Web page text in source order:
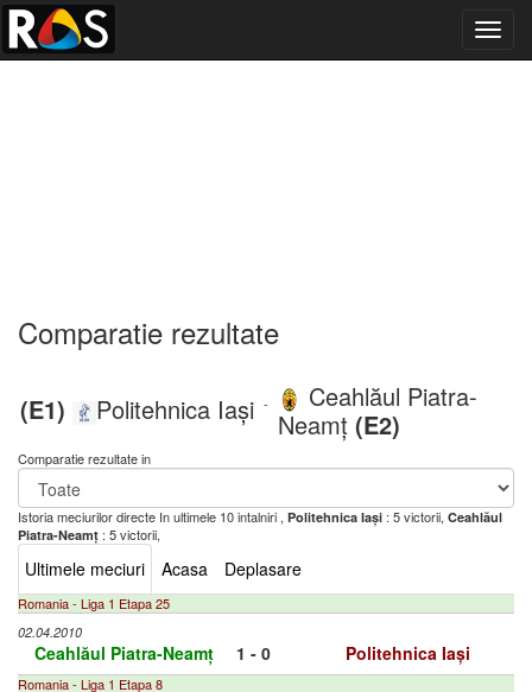
Comparatie rezultate
(E1) Politehnica Iași -
Ceahlăul Piatra-
Neamț (E2)
Comparatie rezultate in
Istoria meciurilor directe In ultimele 10 intalniri , Politehnica Iași : 5 victorii, Ceahlăul
Piatra-Neamț : 5 victorii,
Ultimele meciuri Acasa Deplasare
Romania - Liga 1 Etapa 25
02.04.2010
Ceahlăul Piatra-Neamț 1 - 0 Politehnica Iași
Romania - Liga 1 Etapa 8